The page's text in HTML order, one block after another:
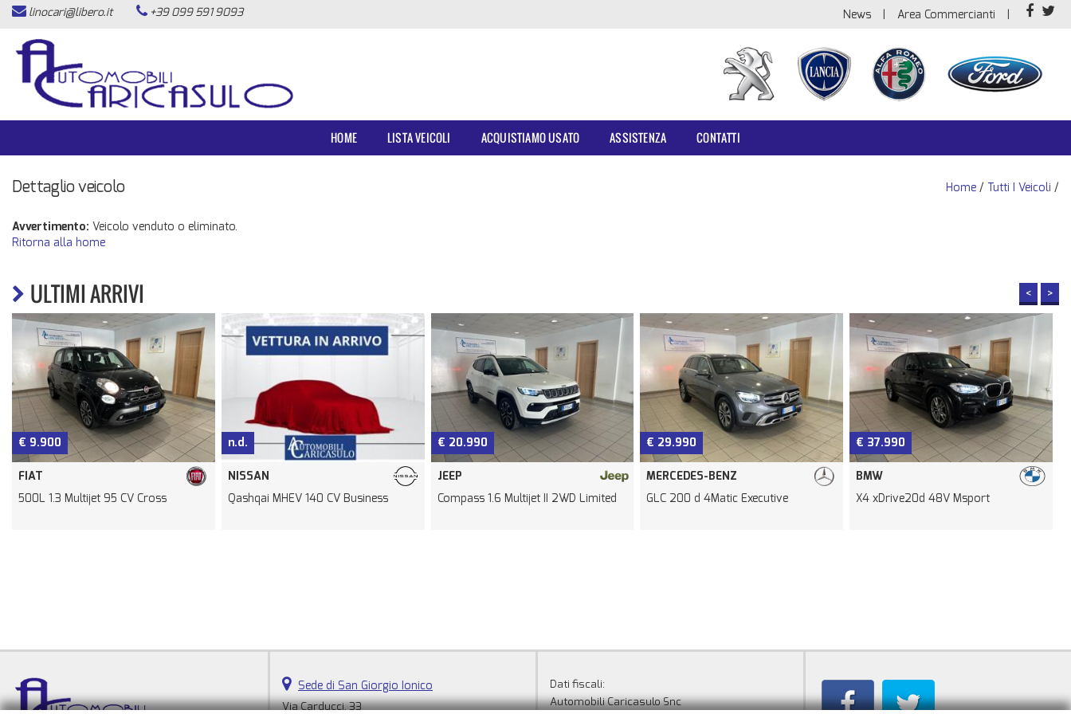
HOME
LISTA VEICOLI
AREA COMMERCIANTI
linocari@libero.it +39 099 591 9093 News Area Commercianti
HOME LISTA VEICOLI ACQUISTIAMO USATO ASSISTENZA CONTATTI
Dettaglio veicolo Home / Tutti I Veicoli /
Avvertimento: Veicolo venduto o eliminato.
Ritorna alla home
ULTIMI ARRIVI < >
€ 9.900
FIAT
500L 1.3 Multijet 95 CV Cross
n.d.
NISSAN
Qashqai MHEV 140 CV Business
€ 20.990
JEEP
Compass 1.6 Multijet II 2WD Limited
€ 29.990
MERCEDES-BENZ
GLC 200 d 4Matic Executive
€ 37.990
BMW
X4 xDrive20d 48V Msport
Sede di San Giorgio Ionico
Via Carducci, 33
Dati fiscali:
Automobili Caricasulo Snc